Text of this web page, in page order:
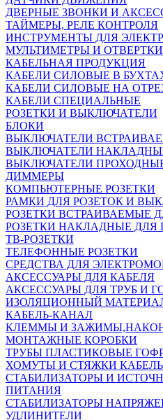
ДВЕРНЫЕ ЗВОНКИ И
ТАЙМЕРЫ, РЕЛЕ КОНТРОЛЯ
ИНСТРУМЕНТЫ ДЛЯ
МУЛЬТИМЕТРЫ И ОТВЕРТКИ
КАБЕЛЬНАЯ ПРОДУКЦИЯ
КАБЕЛИ СИЛОВЫЕ В
КАБЕЛИ СИЛОВЫЕ НА
КАБЕЛИ СПЕЦИАЛЬНЫЕ
РОЗЕТКИ И ВЫКЛЮЧАТЕЛИ
БЛОКИ
ВЫКЛЮЧАТЕЛИ
ВЫКЛЮЧАТЕЛИ
ВЫКЛЮЧАТЕЛИ
ДИММЕРЫ
КОМПЬЮТЕРНЫЕ РОЗЕТКИ
РАМКИ ДЛЯ РОЗЕТОК И
РОЗЕТКИ ВСТРАИВАЕМЫЕ
РОЗЕТКИ НАКЛАДНЫЕ
ТВ-РОЗЕТКИ
ТЕЛЕФОННЫЕ РОЗЕТКИ
СРЕДСТВА ДЛЯ
АКСЕССУАРЫ ДЛЯ КАБЕЛЯ
АКСЕССУАРЫ ДЛЯ ТРУБ И
ИЗОЛЯЦИОННЫЙ
КАБЕЛЬ-КАНАЛ
КЛЕММЫ И
МОНТАЖНЫЕ КОРОБКИ
ТРУБЫ ПЛАСТИКОВЫЕ
ХОМУТЫ И СТЯЖКИ
СТАБИЛИЗАТОРЫ И
ПИТАНИЯ
СТАБИЛИЗАТОРЫ
УДЛИНИТЕЛИ